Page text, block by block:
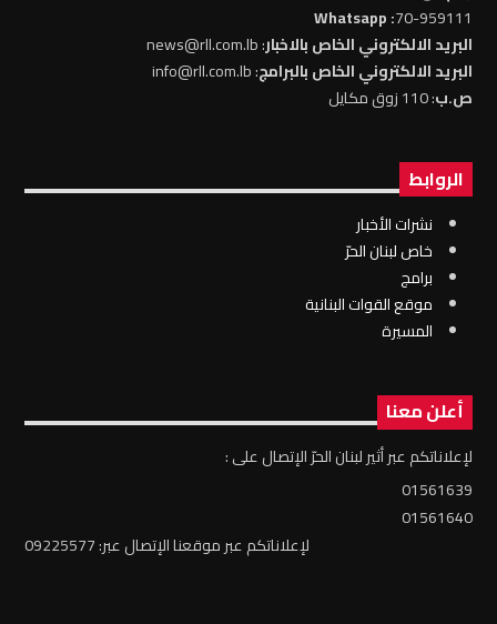
70-959111
: Whatsapp
البريد الالكتروني الخاص بالاخبار: news@rll.com.lb
البريد الالكتروني الخاص بالبرامج: info@rll.com.lb
ص.ب: 110 زوق مكايل
الروابط
نشرات الأخبار
خاص لبنان الحرّ
برامج
موقع القوات البنانية
المسيرة
أعلن معنا
لإعلاناتكم عبر أثير لبنان الحرّ الإتصال على :
01561639
01561640
لإعلاناتكم عبر موقعنا الإتصال عبر: 09225577